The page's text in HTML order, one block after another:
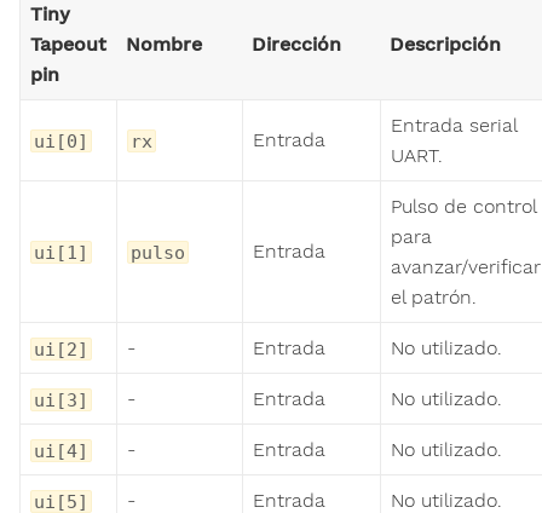
Tiny
Tapeout
pin
Nombre Dirección Descripción
ui[0] rx Entrada
Entrada serial
UART.
ui[1] pulso Entrada
Pulso de control
para
avanzar/verificar
el patrón.
ui[2] - Entrada No utilizado.
ui[3] - Entrada No utilizado.
ui[4] - Entrada No utilizado.
ui[5] - Entrada No utilizado.